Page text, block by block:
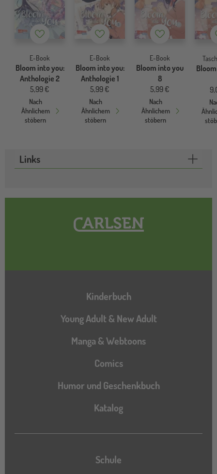
Merkzettel
E-Book
Bloom into you:
Anthologie 2
5,99 €
Nach
Ähnlichem
stöbern
Merkzettel
E-Book
Bloom into you:
Anthologie 1
5,99 €
Nach
Ähnlichem
stöbern
Merkzettel
E-Book
Bloom into you
8
5,99 €
Nach
Ähnlichem
stöbern
Links
Hauptnavigation
Kinderbuch
Young Adult & New Adult
Manga & Webtoons
Comics
Humor und Geschenkbuch
Katalog
Katalog
Schule